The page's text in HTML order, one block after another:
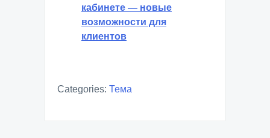
кабинете — новые
возможности для
клиентов
Categories: Тема